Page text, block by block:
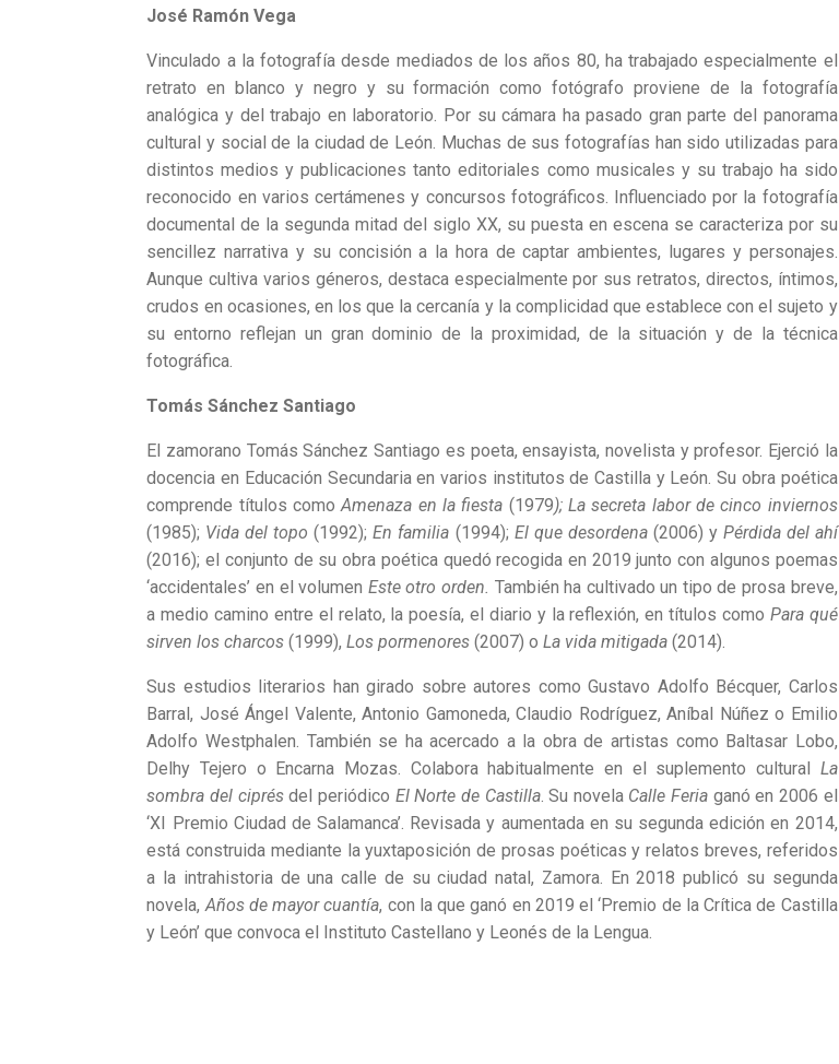
José Ramón Vega
Vinculado a la fotografía desde mediados de los años 80, ha trabajado especialmente el
retrato en blanco y negro y su formación como fotógrafo proviene de la fotografía
analógica y del trabajo en laboratorio. Por su cámara ha pasado gran parte del panorama
cultural y social de la ciudad de León. Muchas de sus fotografías han sido utilizadas para
distintos medios y publicaciones tanto editoriales como musicales y su trabajo ha sido
reconocido en varios certámenes y concursos fotográficos. Influenciado por la fotografía
documental de la segunda mitad del siglo XX, su puesta en escena se caracteriza por su
sencillez narrativa y su concisión a la hora de captar ambientes, lugares y personajes.
Aunque cultiva varios géneros, destaca especialmente por sus retratos, directos, íntimos,
crudos en ocasiones, en los que la cercanía y la complicidad que establece con el sujeto y
su entorno reflejan un gran dominio de la proximidad, de la situación y de la técnica
fotográfica.
Tomás Sánchez Santiago
El zamorano Tomás Sánchez Santiago es poeta, ensayista, novelista y profesor. Ejerció la
docencia en Educación Secundaria en varios institutos de Castilla y León. Su obra poética
comprende títulos comoAmenaza en la fiesta (1979); La secreta labor de cinco inviernos
(1985); Vida del topo (1992);En familia (1994); El que desordena(2006) y Pérdida del ahí
(2016); el conjunto de su obra poética quedó recogida en 2019 junto con algunos poemas
‘accidentales’ en el volumen Este otro orden. También ha cultivado un tipo de prosa breve,
a medio camino entre el relato, la poesía, el diario y la reflexión, en títulos como Para qué
sirven los charcos (1999),Los pormenores (2007) oLa vida mitigada (2014).
Sus estudios literarios han girado sobre autores como Gustavo Adolfo Bécquer, Carlos
Barral, José Ángel Valente, Antonio Gamoneda, Claudio Rodríguez, Aníbal Núñez o Emilio
Adolfo Westphalen. También se ha acercado a la obra de artistas como Baltasar Lobo,
Delhy Tejero o Encarna Mozas. Colabora habitualmente en el suplemento cultural La
sombra del ciprésdel periódico El Norte de Castilla. Su novela Calle Feria ganó en 2006 el
‘XI Premio Ciudad de Salamanca’. Revisada y aumentada en su segunda edición en 2014,
está construida mediante la yuxtaposición de prosas poéticas y relatos breves, referidos
a la intrahistoria de una calle de su ciudad natal, Zamora. En 2018 publicó su segunda
novela,Años de mayor cuantía, con la que ganó en 2019 el ‘Premio de la Crítica de Castilla
y León’ que convoca el Instituto Castellano y Leonés de la Lengua​.